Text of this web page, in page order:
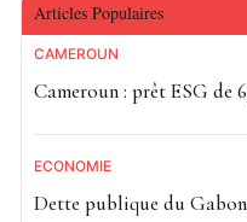
Articles Populaires
CAMEROUN
Cameroun : prêt ESG de
ECONOMIE
Dette publique du Gabon